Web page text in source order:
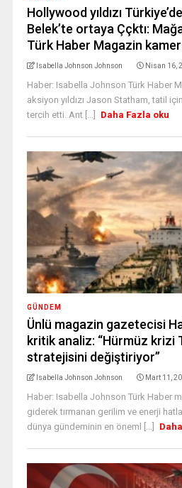
Hollywood yıldızı
Belek’te ortaya Ççktı:
Türk Haber Magazin
Isabella Johnson Johnson Nisan 16,
Haber: Isabella Johnson Türk Haber
aksiyon yıldızı Jason Statham, tatil
tercih etti. Ant [...]
Daha Fazla oku
GÜNDEM
Ünlü magazin gazetecisi
kritik analiz: “Hürmüz krizi
stratejisini değiştiriyor”
Isabella Johnson Johnson Mart 11,
Haber: Isabella Johnson Türk Haber
giderek tırmanan gerilim ve enerji
dünya gündeminin en öneml [...]